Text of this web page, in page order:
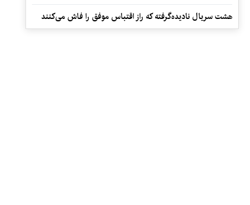
هشت سریال نادیده‌گرفته که راز اقتباس موفق را فاش می‌کنند